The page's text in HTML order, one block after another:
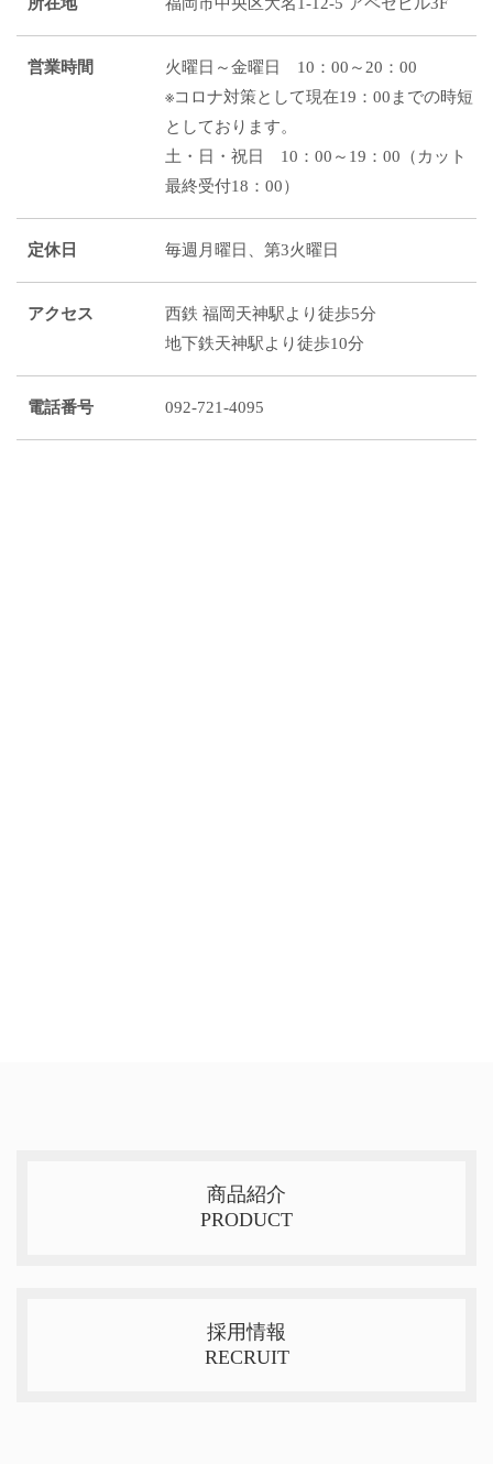
営業時間
火曜日～金曜日 10：00～20：00
※コロナ対策として現在19：00までの時短
としております。
土・日・祝日 10：00～19：00（カット
最終受付18：00）
定休日 毎週月曜日、第3火曜日
アクセス
西鉄 福岡天神駅より徒歩5分
地下鉄天神駅より徒歩10分
電話番号 092-721-4095
商品紹介
PRODUCT
採用情報
RECRUIT